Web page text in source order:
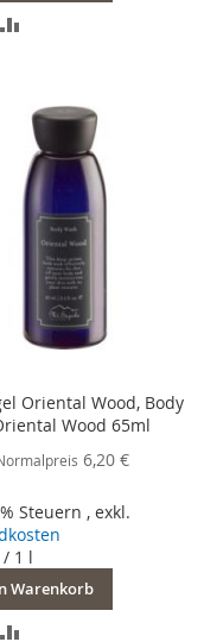
HINZUFÜGEN
Oriental Wood, Body
Wood 65ml
6,20 €
Steuern ,exkl.
/ 1 l
Warenkorb